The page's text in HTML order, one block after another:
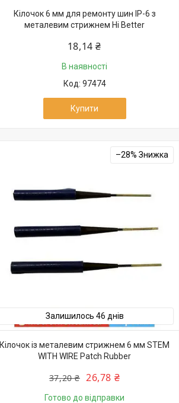
Кілочок 6 мм для ремонту шин IP-6 з
металевим стрижнем Hi Better
18,14 ₴
В наявності
97474
Купити
–28%
Залишилось 46 днів
Кілочок із металевим стрижнем 6 мм STEM
WITH WIRE Patch Rubber
37,20 ₴ 26,78 ₴
Готово до відправки